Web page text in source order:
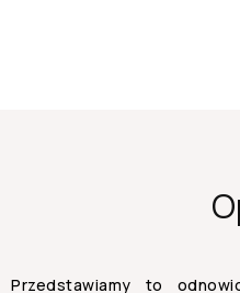
Przedstawiamy to